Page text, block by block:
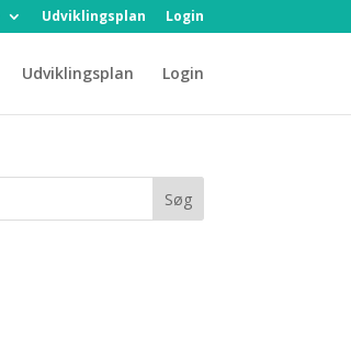
Udviklingsplan Login
Udviklingsplan Login